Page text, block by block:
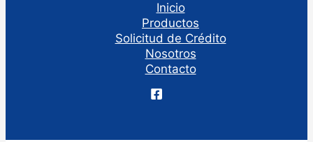
Inicio
Productos
Solicitud de Crédito
Nosotros
Contacto